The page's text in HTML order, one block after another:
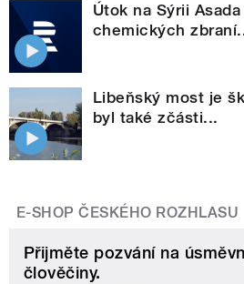
Útok na Sýrii
chemických
Libeňský most je
byl také zčásti...
E-SHOP ČESKÉHO ROZHLASU
Přijměte pozvání na
člověčiny.